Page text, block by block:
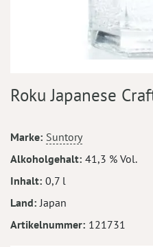
Anfang
springen
Roku Japanese
Mehr
Informationen
Marke Suntory
Alkoholgehalt 41,3 % Vol.
Inhalt 0,7 l
Land Japan
Artikelnummer 121731